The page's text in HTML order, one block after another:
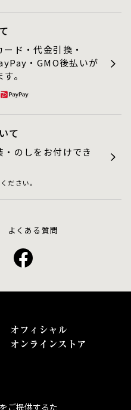
ド・代金引換・
・GMO後払いが
。
て
のしをお付けでき
ださい。
よくある質問
ご提供するた